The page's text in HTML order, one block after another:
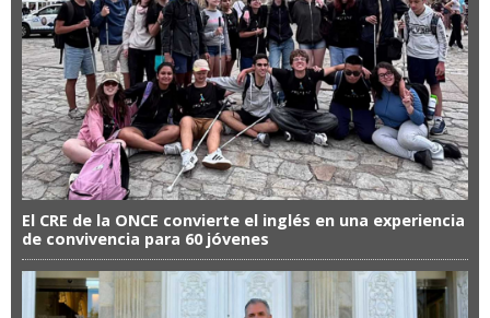
El CRE de la ONCE convierte el inglés en una experiencia
de convivencia para 60 jóvenes